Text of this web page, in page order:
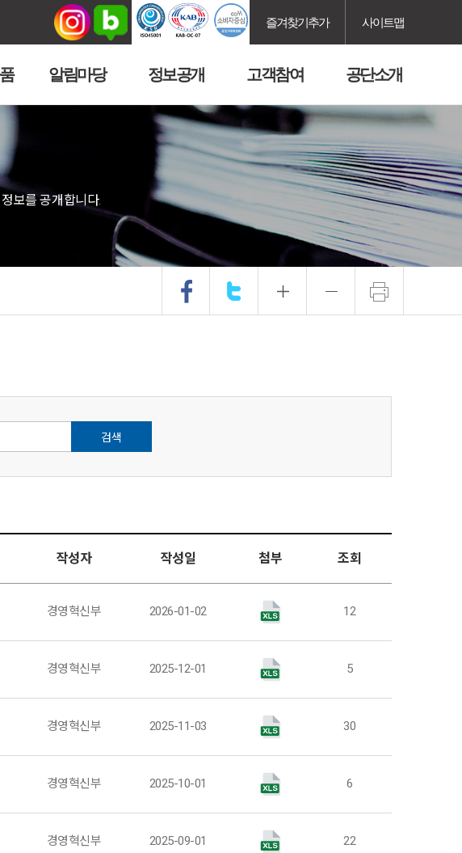
즐겨찾기추가 사이트맵
알림마당 정보공개 고객참여 공단소개
보를 공개합니다.
검색
작성자 작성일 첨부 조회
경영혁신부 2026-01-02 12
경영혁신부 2025-12-01 5
경영혁신부 2025-11-03 30
경영혁신부 2025-10-01 6
경영혁신부 2025-09-01 22